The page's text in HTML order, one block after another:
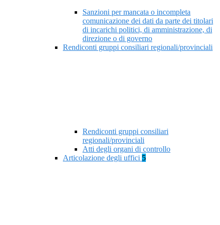
Sanzioni per mancata o incompleta
comunicazione dei dati da parte dei titolari
di incarichi politici, di amministrazione, di
direzione o di governo
Rendiconti gruppi consiliari regionali/provinciali
Rendiconti gruppi consiliari
regionali/provinciali
Atti degli organi di controllo
Articolazione degli uffici 5